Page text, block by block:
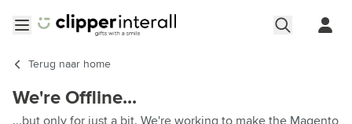
Terug naar home
We're Offline...
...but only for just a bit. We're working to make the Magento